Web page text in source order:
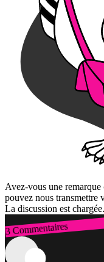
Avez-vous une
pouvez nous transmettre
La discussion est
3 Commentaires
Connexion